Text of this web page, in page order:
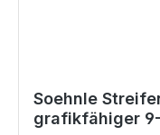
Soehnle
grafikfähiger